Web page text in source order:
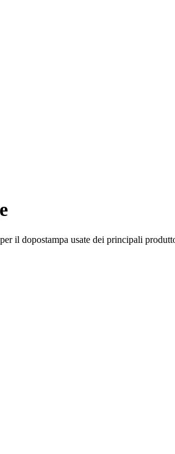
il dopostampa usate dei principali